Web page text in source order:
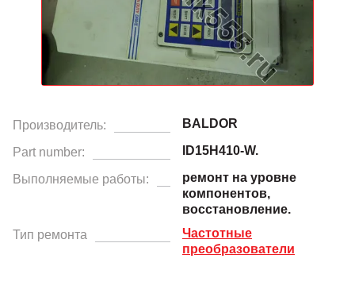
Производитель: BALDOR
Part number: ID15H410-W.
Выполняемые работы:
ремонт на уровне
компонентов,
восстановление.
Тип ремонта
Частотные
преобразователи